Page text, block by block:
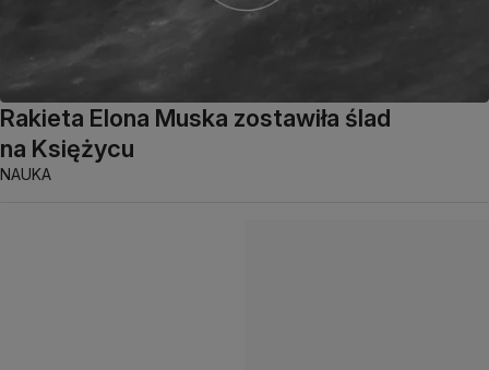
Rakieta Elona Muska zostawiła ślad
na Księżycu
NAUKA